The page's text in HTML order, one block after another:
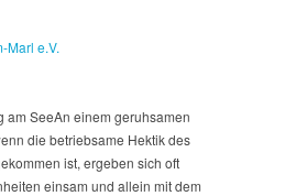
Marl e.V.
am SeeAn einem geruhsamen
die betriebsame Hektik des
ist, ergeben sich oft
einsam und allein mit dem